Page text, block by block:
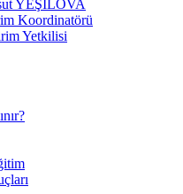
YEŞİLOVA
Koordinatörü
Yetkilisi